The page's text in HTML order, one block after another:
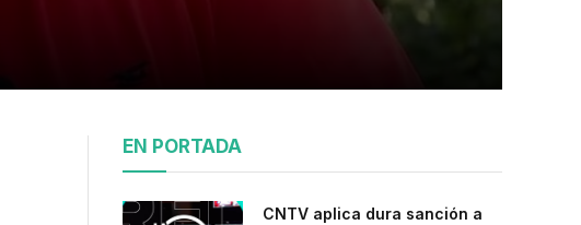
EN PORTADA
CNTV aplica dura sanción a